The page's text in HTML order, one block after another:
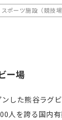
スポーツ施設（競技
ー場
した熊谷ラグ
人を誇る国内